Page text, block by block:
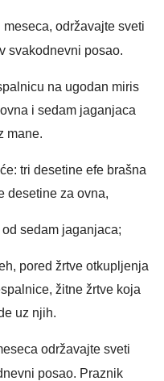
održavajte sveti
svakodnevni posao.
na ugodan miris
i sedam jaganjaca
mane.
tri desetine efe brašna
desetine za ovna,
sedam jaganjaca;
pored žrtve otkupljenja
žitne žrtve koja
uz njih.
održavajte sveti
posao. Praznik